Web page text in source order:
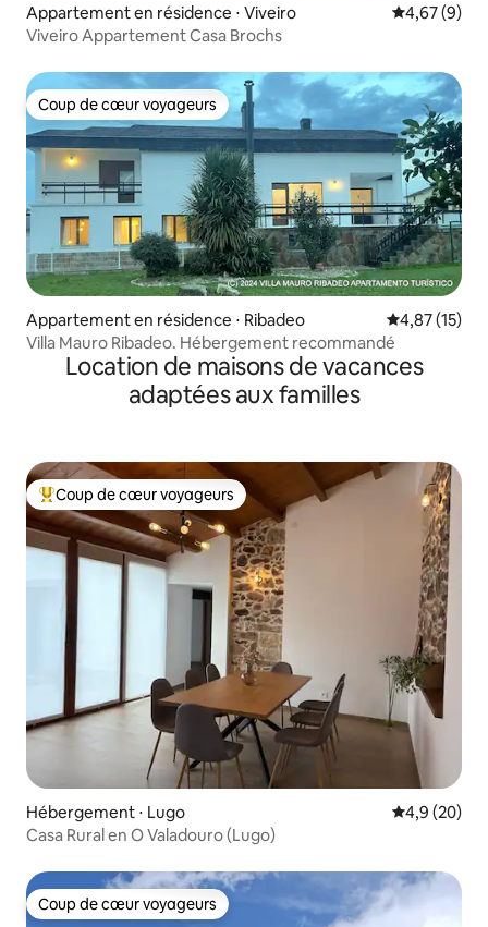
Appartement en résidence ⋅ Viveiro Évaluation
4,67 (9)
Viveiro Appartement Casa Brochs
Coup de cœur voyageurs
Coup de cœur voyageurs
Appartement en résidence ⋅ Ribadeo Évaluation
4,87 (15)
Villa Mauro Ribadeo. Hébergement recommandé
Location de maisons de vacances
adaptées aux familles
Coups de cœur voyageurs les plus appréciés
Coup de cœur voyageurs
Hébergement ⋅ Lugo Évaluation
4,9 (20)
Casa Rural en O Valadouro (Lugo)
Coup de cœur voyageurs
Coup de cœur voyageurs